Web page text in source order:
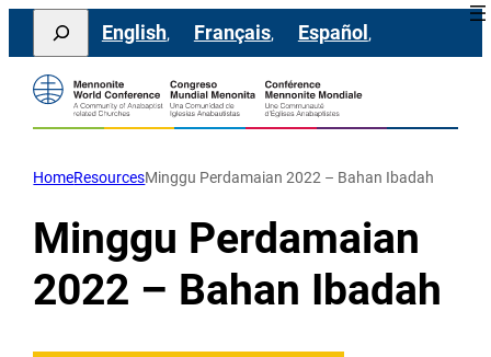
Lewati
konten
Search
English Français Español
HomeResourcesMinggu Perdamaian 2022 – Bahan Ibadah
Minggu Perdamaian
2022 – Bahan Ibadah